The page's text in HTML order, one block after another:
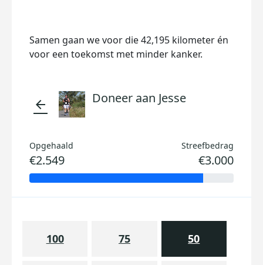
Samen gaan we voor die 42,195 kilometer én
voor een toekomst met minder kanker.
arrow_back Doneer aan Jesse
Opgehaald
€2.549
Streefbedrag
€3.000
100 75 50